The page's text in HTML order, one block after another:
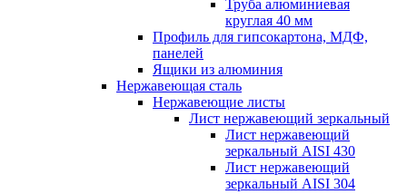
Труба алюминиевая
круглая 40 мм
Профиль для гипсокартона, МДФ,
панелей
Ящики из алюминия
Нержавеющая сталь
Нержавеющие листы
Лист нержавеющий зеркальный
Лист нержавеющий
зеркальный AISI 430
Лист нержавеющий
зеркальный AISI 304